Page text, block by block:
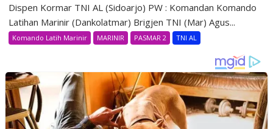
Dispen Kormar TNI AL (Sidoarjo) PW : Komandan Komando
Latihan Marinir (Dankolatmar) Brigjen TNI (Mar) Agus...
Komando Latih Marinir MARINIR PASMAR 2 TNI AL